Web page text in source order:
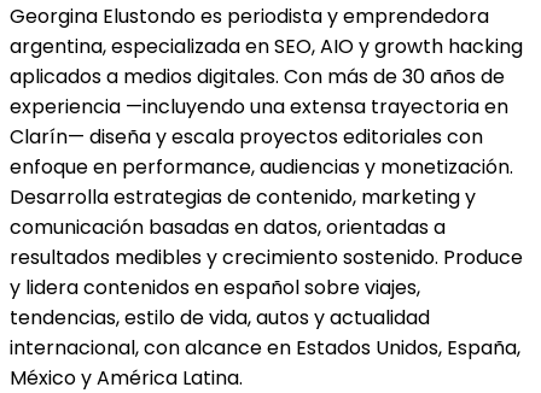
Georgina Elustondo es periodista y emprendedora
argentina, especializada en SEO, AIO y growth hacking
aplicados a medios digitales. Con más de 30 años de
experiencia —incluyendo una extensa trayectoria en
Clarín— diseña y escala proyectos editoriales con
enfoque en performance, audiencias y monetización.
Desarrolla estrategias de contenido, marketing y
comunicación basadas en datos, orientadas a
resultados medibles y crecimiento sostenido. Produce
y lidera contenidos en español sobre viajes,
tendencias, estilo de vida, autos y actualidad
internacional, con alcance en Estados Unidos, España,
México y América Latina.